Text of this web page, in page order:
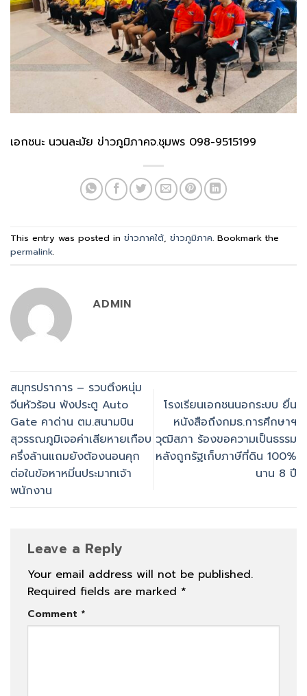
เอกชนะ นวนละมัย ข่าวภูมิภาคจ.ชุมพร 098-9515199
This entry was posted in ข่าวภาคใต้, ข่าวภูมิภาค. Bookmark the
permalink.
ADMIN
สมุทรปราการ – รวบตึงหนุ่ม
จีนหัวร้อน พังประตู Auto
Gate คาด่าน ตม.สนามบิน
สุวรรณภูมิเจอค่าเสียหายเกือบ
ครึ่งล้านแถมยังต้องนอนคุก
ต่อในข้อหาหมิ่นประมาทเจ้า
พนักงาน
โรงเรียนเอกชนนอกระบบ ยื่น
หนังสือถึงกมธ.การศึกษาฯ
วุฒิสภา ร้องขอความเป็นธรรม
หลังถูกรัฐเก็บภาษีที่ดิน 100%
นาน 8 ปี
Leave a Reply
Your email address will not be published.
Required fields are marked *
Comment *